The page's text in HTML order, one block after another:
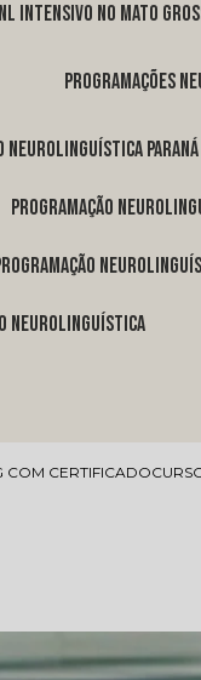
intensivo no Mato
programações
neurolinguística Paraná
programação
neurolinguística
COM CERTIFICADO